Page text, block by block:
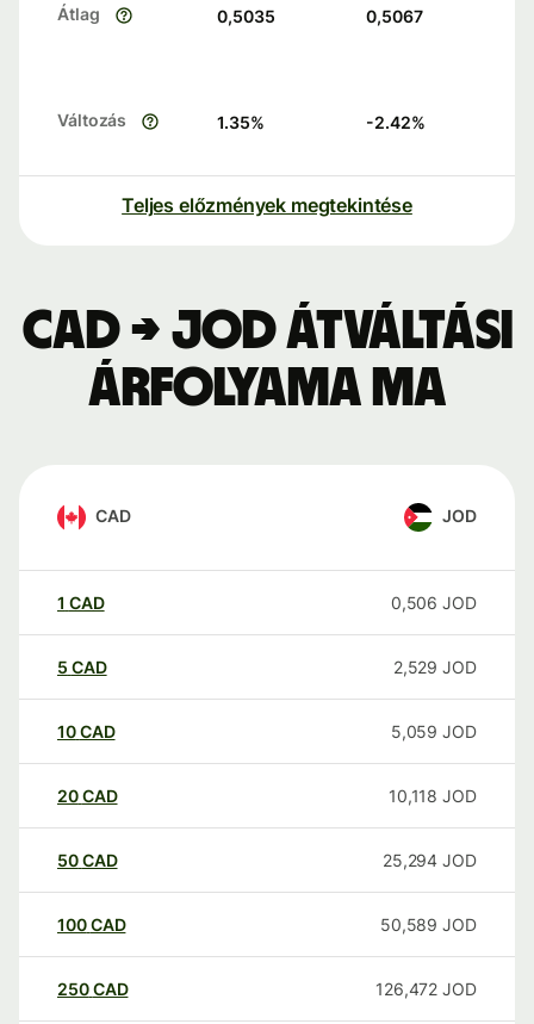
Átlag 0,5035 0,5067
Változás 1.35% -2.42%
Teljes előzmények megtekintése
CAD → JOD átváltási
árfolyama ma
CAD JOD
1 CAD 0,506 JOD
5 CAD 2,529 JOD
10CAD 5,059 JOD
20CAD 10,118 JOD
50CAD 25,294 JOD
100CAD 50,589 JOD
250CAD 126,472 JOD